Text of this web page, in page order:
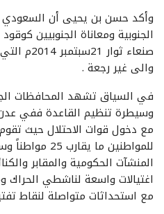
وأكد حسن بن يحيى أن السعودي
الجنوبية ومعاناة الجنوبيين
صنعاء
والى غير رجعة .
في السياق تشهد المحافظات
وسيطرة تنظيم القاعدة ففي عدن
مع دخول قوات الاحتلال حيث
للمواطنين ما
المنشآت الحكومية والمقابر
اغتيالات واسعة لناشطي
مع استحداثات متواصلة لنقاط